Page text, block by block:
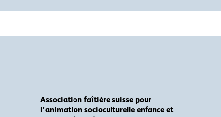
Association faîtière suisse pour
l’animation socioculturelle enfance et